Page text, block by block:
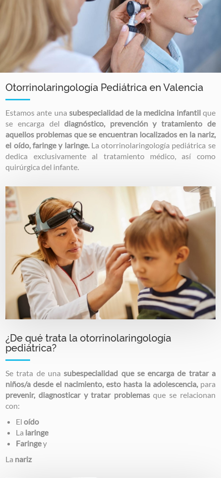
Otorrinolaringología Pediátrica en Valencia
Estamos ante una subespecialidad de la medicina infantil que
se encarga deldiagnóstico, prevención y tratamiento de
aquellos problemas que se encuentran localizados en la nariz,
el oído, faringe y laringe.La otorrinolaringología pediátrica se
dedica exclusivamente al tratamiento médico, así como
quirúrgica del infante.
Image
¿De qué trata la otorrinolaringología
pediátrica?
Se trata de unasubespecialidad que se encarga de tratar a
niños/a desde el nacimiento, esto hasta la adolescencia,para
prevenir, diagnosticar y tratar problemasque se relacionan
con:
Eloído
La laringe
Faringey
La nariz